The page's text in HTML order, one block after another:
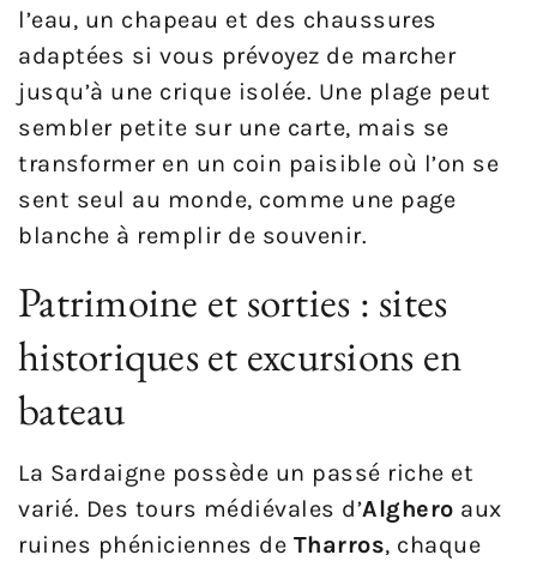
l’eau, un chapeau et des chaussures
adaptées si vous prévoyez de marcher
jusqu’à une crique isolée. Une plage peut
sembler petite sur une carte, mais se
transformer en un coin paisible où l’on se
sent seul au monde, comme une page
blanche à remplir de souvenir.
Patrimoine et sorties : sites
historiques et excursions en
bateau
La Sardaigne possède un passé riche et
varié. Des tours médiévales d’Alghero aux
ruines phéniciennes de Tharros, chaque